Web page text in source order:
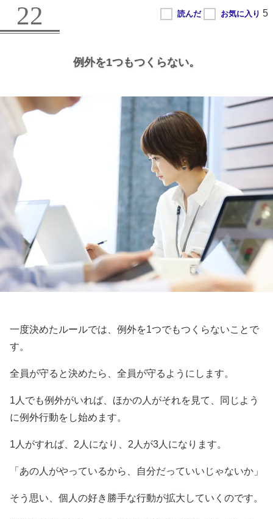
22
例外を1つもつくらない。
一度決めたルールでは、例外を1つでもつくらないことで
す。
全員が守ると決めたら、全員が守るようにします。
1人でも例外がいれば、ほかの人がそれを見て、同じよう
に例外行動をし始めます。
1人がすれば、2人になり、2人が3人になります。
「あの人がやっているから、自分だっていいじゃないか」
そう思い、個人の好き勝手な行動が拡大していくのです。